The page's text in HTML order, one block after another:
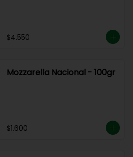
$4.550
Mozzarella Nacional - 100gr
$1.600